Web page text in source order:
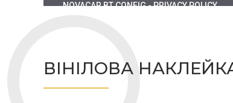
NOVACAR BT CONFIG - PRIVACY POLICY
ВІНІЛОВА